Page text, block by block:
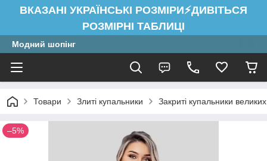
ВКАЗАНІ УКРАЇНСЬКІ РОЗМІРИ⚡ДИВІТЬСЯ
РОЗМІРНІ ТАБЛИЦІ
Модний шопінг
Товари Злиті купальники Закриті купальники великих
–5%